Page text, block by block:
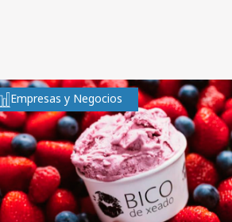
Empresas y Negocios